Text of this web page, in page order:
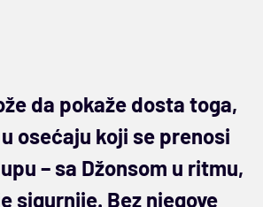
da pokaže dosta toga,
osećaju koji se prenosi
– sa Džonsom u ritmu,
sigurnije. Bez njegove